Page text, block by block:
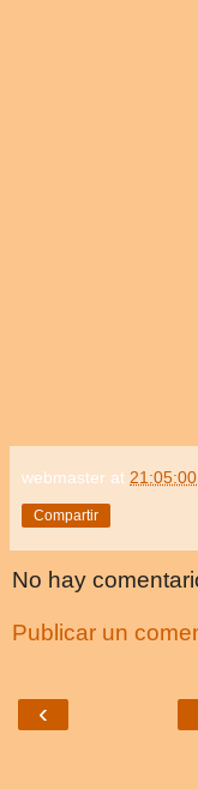
webmaster at 21:05:00
Compartir
No hay
Publicar un
‹